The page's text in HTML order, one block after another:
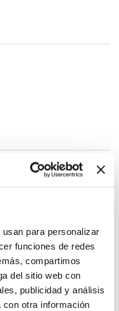
para personalizar
funciones de redes
compartimos
del sitio web con
publicidad y análisis
con otra información